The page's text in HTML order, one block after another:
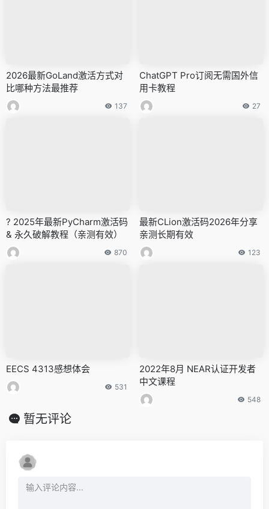
2026最新GoLand激活方式对
比哪种方法最推荐
137
ChatGPT Pro订阅无需国外信
用卡教程
27
? 2025年最新PyCharm激活码
& 永久破解教程（亲测有效）
870
最新CLion激活码2026年分享
亲测长期有效
123
EECS 4313感想体会
531
2022年8月 NEAR认证开发者
中文课程
548
暂无评论